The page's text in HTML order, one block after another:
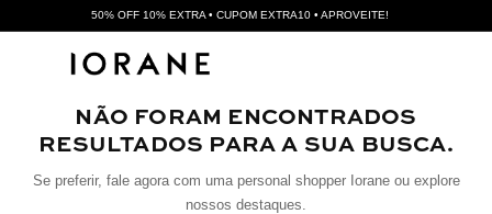
50% OFF 10% EXTRA • CUPOM EXTRA10 • APROVEITE!
NÃO FORAM ENCONTRADOS
RESULTADOS PARA A SUA BUSCA.
Se preferir, fale agora com uma personal shopper Iorane ou explore
nossos destaques.